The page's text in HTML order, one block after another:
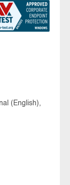
(English),